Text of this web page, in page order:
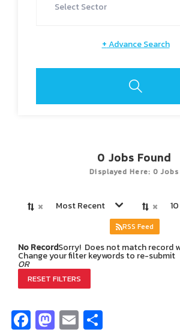
Select Sector
+Advance Search
0 Jobs Found
Displayed Here: 0 Jobs
× Most Recent ×
RSS Feed
No RecordSorry! Does not match record
Change your filter keywords to re-submit
OR
RESET FILTERS
Facebook
Mastodon
Email